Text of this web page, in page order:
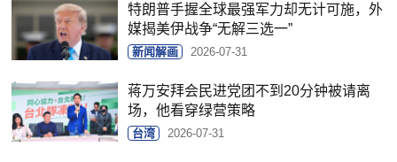
特朗普手握全球最强军力却无计可施，外
媒揭美伊战争“无解三选一”
新闻解画 2026-07-31
蒋万安拜会民进党团不到20分钟被请离
场，他看穿绿营策略
台湾 2026-07-31